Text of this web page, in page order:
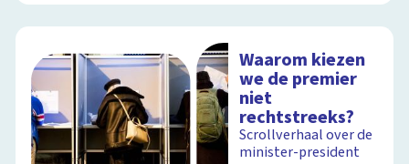
Waarom kiezen
we de premier
niet
rechtstreeks?
Scrollverhaal over de
minister-president